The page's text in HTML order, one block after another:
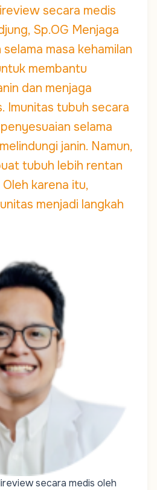
secara medis
Sp.OG Menjaga
masa kehamilan
membantu
dan menjaga
Imunitas tubuh secara
selama
janin. Namun,
tubuh lebih rentan
karena itu,
menjadi langkah
secara medis oleh